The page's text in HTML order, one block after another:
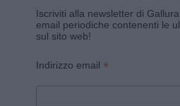
Iscriviti alla newsletter di
email periodiche contenenti le
sul sito web!
Indirizzo email *